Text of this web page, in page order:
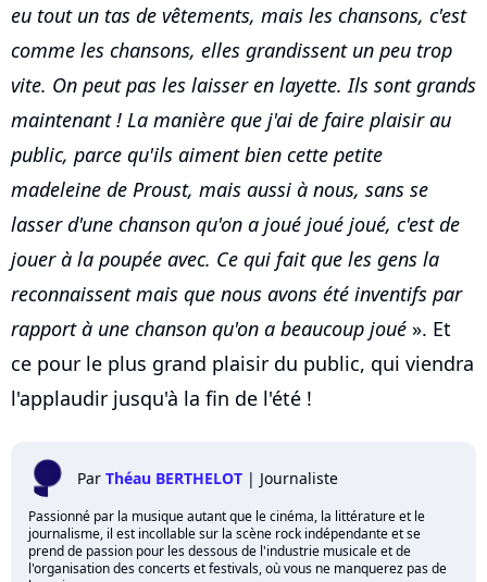
eu tout un tas de vêtements, mais les chansons, c'est
comme les chansons, elles grandissent un peu trop
vite. On peut pas les laisser en layette. Ils sont grands
maintenant ! La manière que j'ai de faire plaisir au
public, parce qu'ils aiment bien cette petite
madeleine de Proust, mais aussi à nous, sans se
lasser d'une chanson qu'on a joué joué joué, c'est de
jouer à la poupée avec. Ce qui fait que les gens la
reconnaissent mais que nous avons été inventifs par
rapport à une chanson qu'on a beaucoup joué ». Et
ce pour le plus grand plaisir du public, qui viendra
l'applaudir jusqu'à la fin de l'été !
Par Théau BERTHELOT | Journaliste
Passionné par la musique autant que le cinéma, la littérature et le
journalisme, il est incollable sur la scène rock indépendante et se
prend de passion pour les dessous de l'industrie musicale et de
l'organisation des concerts et festivals, où vous ne manquerez pas de